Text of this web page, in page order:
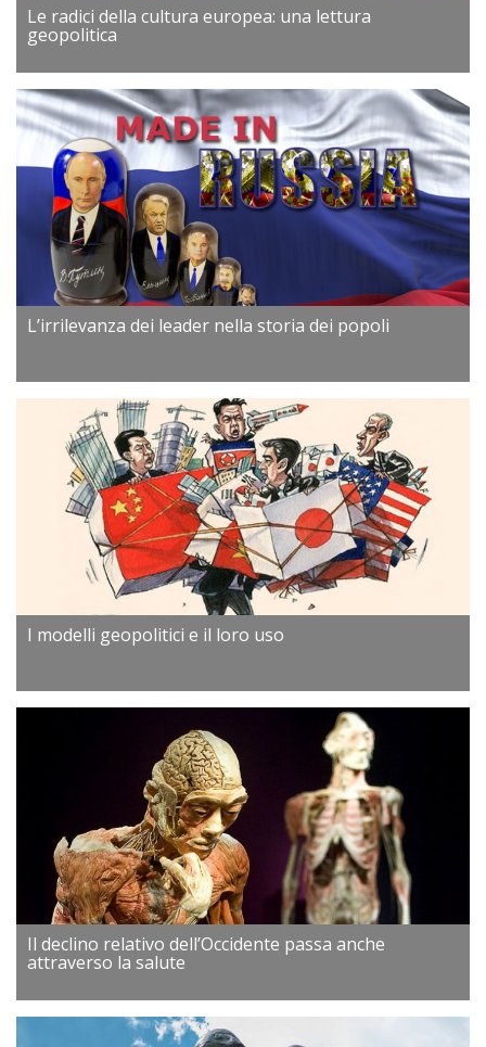
Le radici della cultura europea: una lettura
geopolitica
L’irrilevanza dei leader nella storia dei popoli
I modelli geopolitici e il loro uso
Il declino relativo dell’Occidente passa anche
attraverso la salute